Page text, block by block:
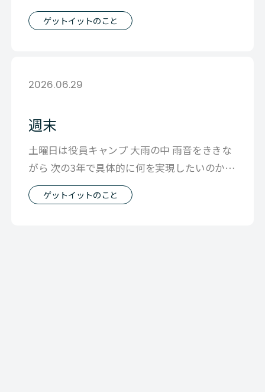
へ 緊張をテーブルに撒き散らしていた
ゲットイットのこと
2026.06.29
週末
土曜日は役員キャンプ 大雨の中 雨音をききな
がら 次の3年で具体的に何を実現したいのか
そんなことを話していました。 ゲ
ゲットイットのこと